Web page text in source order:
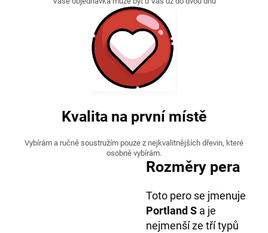
Kvalita na první místě
Vybírám a ručně soustružím pouze z nejkvalitnějších dřevin, které
osobně vybírám.
Rozměry pera
Toto pero se jmenuje
Portland S a je
nejmenší ze tří typů